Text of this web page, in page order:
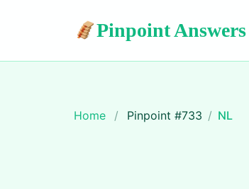
Pinpoint Answers
Home / Pinpoint #733 / NL